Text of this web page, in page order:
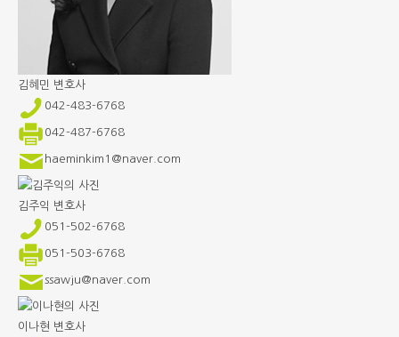
김혜민 변호사
042-483-6768
042-487-6768
haeminkim1@naver.com
김주익 변호사
051-502-6768
051-503-6768
ssawju@naver.com
이나현 변호사